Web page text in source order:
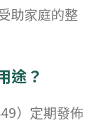
助家庭的整
途？
）定期發佈